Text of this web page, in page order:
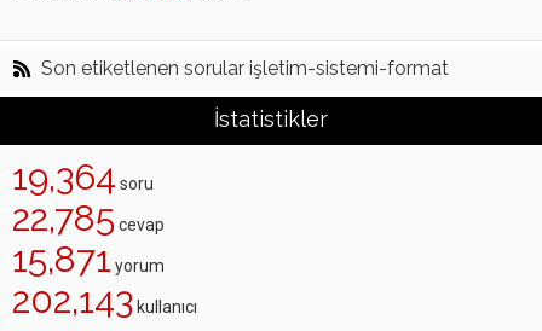
Son etiketlenen sorular işletim-sistemi-format
İstatistikler
19,364 soru
22,785 cevap
15,871 yorum
202,143 kullanıcı